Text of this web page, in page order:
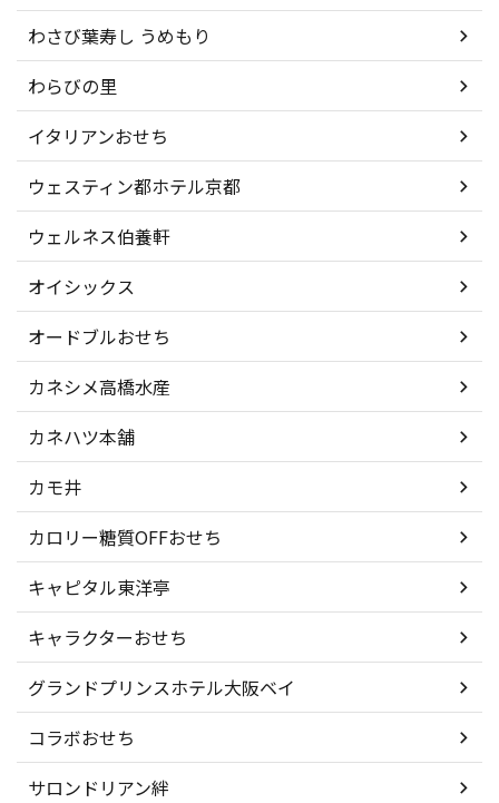
わさび葉寿し うめもり
わらびの里
イタリアンおせち
ウェスティン都ホテル京都
ウェルネス伯養軒
オイシックス
オードブルおせち
カネシメ高橋水産
カネハツ本舗
カモ井
カロリー糖質OFFおせち
キャピタル東洋亭
キャラクターおせち
グランドプリンスホテル大阪ベイ
コラボおせち
サロンドリアン絆